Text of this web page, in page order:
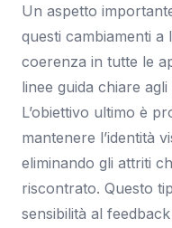
Un aspetto
questi cambiamenti a
coerenza in tutte le
linee guida chiare
L’obiettivo ultimo è
mantenere l’identità
eliminando gli attriti
riscontrato. Questo
sensibilità al